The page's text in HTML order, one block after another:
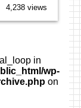
4,238 views
in
wp-
on